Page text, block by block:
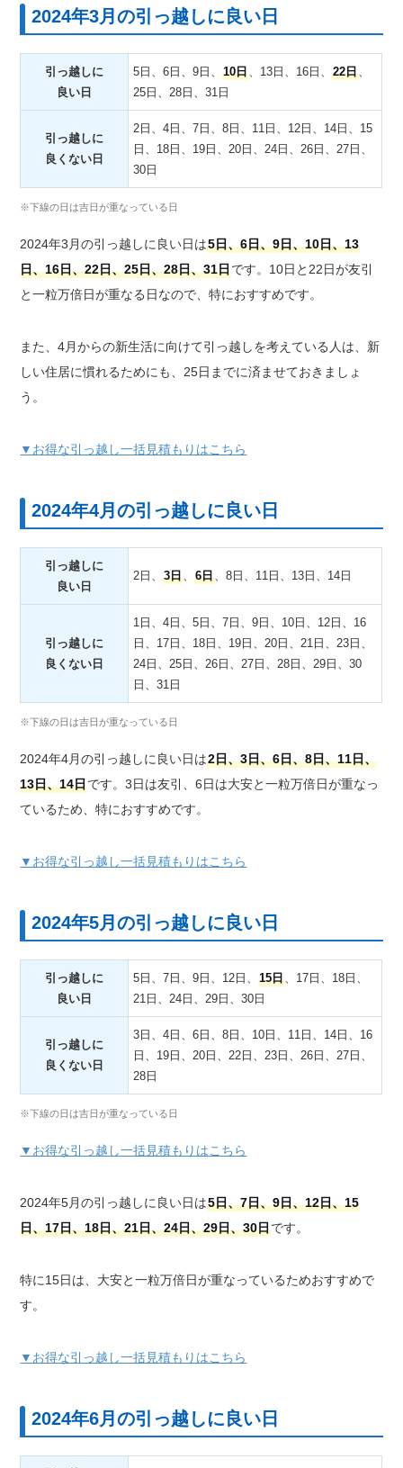
2024年3月の引っ越しに良い日
引っ越しに
良い日
5日、6日、9日、10日、13日、16日、22日、
25日、28日、31日
引っ越しに
良くない日
2日、4日、7日、8日、11日、12日、14日、15
日、18日、19日、20日、24日、26日、27日、
30日
※下線の日は吉日が重なっている日
2024年3月の引っ越しに良い日は5日、6日、9日、10日、13
日、16日、22日、25日、28日、31日です。10日と22日が友引
と一粒万倍日が重なる日なので、特におすすめです。
また、4月からの新生活に向けて引っ越しを考えている人は、新
しい住居に慣れるためにも、25日までに済ませておきましょ
う。
▼お得な引っ越し一括見積もりはこちら
2024年4月の引っ越しに良い日
引っ越しに
良い日
2日、3日、6日、8日、11日、13日、14日
引っ越しに
良くない日
1日、4日、5日、7日、9日、10日、12日、16
日、17日、18日、19日、20日、21日、23日、
24日、25日、26日、27日、28日、29日、30
日、31日
※下線の日は吉日が重なっている日
2024年4月の引っ越しに良い日は2日、3日、6日、8日、11日、
13日、14日です。3日は友引、6日は大安と一粒万倍日が重なっ
ているため、特におすすめです。
▼お得な引っ越し一括見積もりはこちら
2024年5月の引っ越しに良い日
引っ越しに
良い日
5日、7日、9日、12日、15日、17日、18日、
21日、24日、29日、30日
引っ越しに
良くない日
3日、4日、6日、8日、10日、11日、14日、16
日、19日、20日、22日、23日、26日、27日、
28日
※下線の日は吉日が重なっている日
▼お得な引っ越し一括見積もりはこちら
2024年5月の引っ越しに良い日は5日、7日、9日、12日、15
日、17日、18日、21日、24日、29日、30日です。
特に15日は、大安と一粒万倍日が重なっているためおすすめで
す。
▼お得な引っ越し一括見積もりはこちら
2024年6月の引っ越しに良い日